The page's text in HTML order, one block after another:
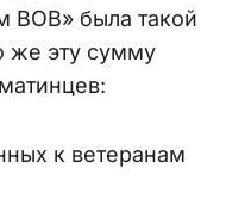
ВОВ» была такой
же эту сумму
к ветеранам